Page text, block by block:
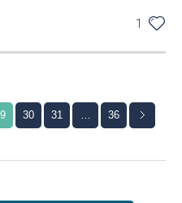
1
30 31 36